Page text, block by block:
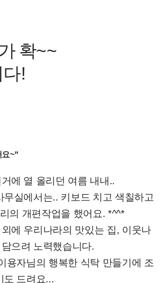
확~~
!
요~"
에 열 올리던 여름 내내..
무실에서는.. 키보드 치고 색칠하고
의 개편작업을 했어요. *^^*
에 우리나라의 맛있는 집, 이웃나
으려 노력했습니다.
용자님의 행복한 식탁 만들기에 조
도 드려요...